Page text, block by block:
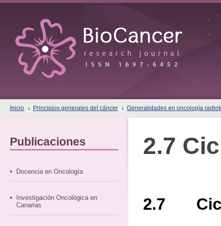
Inicio Principios generales del cáncer Generalidades en oncología
Publicaciones
Docencia en Oncología
Investigación Oncológica en
Canarias
2.7
2.7